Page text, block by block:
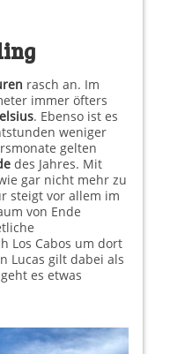
rasch an. Im
immer öfters
. Ebenso ist es
weniger
gelten
des Jahres. Mit
gar nicht mehr zu
steigt vor allem im
von Ende
Los Cabos um dort
Lucas gilt dabei als
es etwas